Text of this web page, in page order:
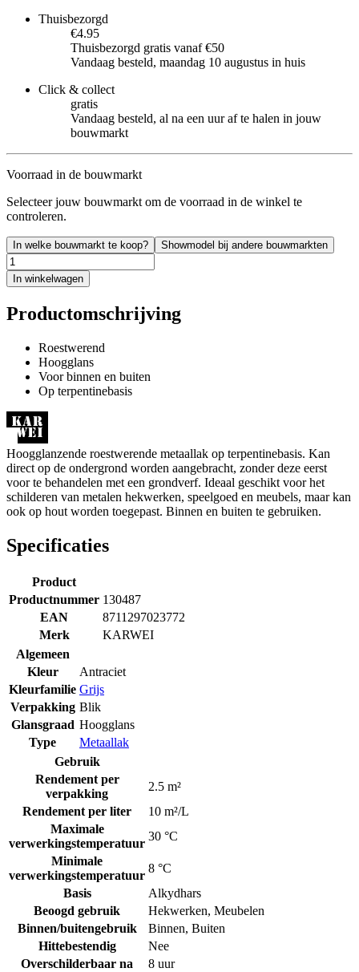
Thuisbezorgd
€4.95
Thuisbezorgd gratis vanaf €50
Vandaag besteld, maandag 10 augustus in huis
Click & collect
gratis
Vandaag besteld, al na een uur af te halen in jouw
bouwmarkt
Voorraad in de bouwmarkt
Selecteer jouw bouwmarkt om de voorraad in de winkel te
controleren.
In welke bouwmarkt te koop? Showmodel bij andere bouwmarkten
In winkelwagen
Productomschrijving
Roestwerend
Hoogglans
Voor binnen en buiten
Op terpentinebasis
Hoogglanzende roestwerende metaallak op terpentinebasis. Kan
direct op de ondergrond worden aangebracht, zonder deze eerst
voor te behandelen met een grondverf. Ideaal geschikt voor het
schilderen van metalen hekwerken, speelgoed en meubels, maar kan
ook op hout worden toegepast. Binnen en buiten te gebruiken.
Specificaties
Product
Productnummer 130487
EAN
8711297023772
Merk
KARWEI
Algemeen
Kleur
Antraciet
Kleurfamilie Grijs
Verpakking Blik
Glansgraad Hoogglans
Type
Metaallak
Gebruik
Rendement per
verpakking
2.5 m²
Rendement per liter
10 m²/L
Maximale
verwerkingstemperatuur
30 °C
Minimale
verwerkingstemperatuur
8 °C
Basis
Alkydhars
Beoogd gebruik
Hekwerken, Meubelen
Binnen/buitengebruik
Binnen, Buiten
Hittebestendig
Nee
Overschilderbaar na
8 uur